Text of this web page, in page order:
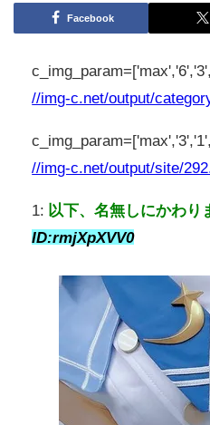
Facebook
//img-c.net/output/
//img-c.net/output/site/
1: 以下、名無しにかわり
ID:rmjXpXVV0